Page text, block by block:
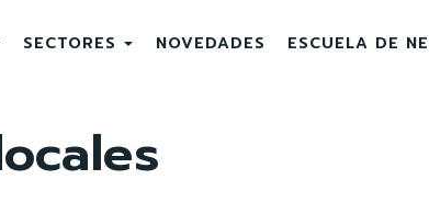
SECTORES NOVEDADES ESCUELA DE